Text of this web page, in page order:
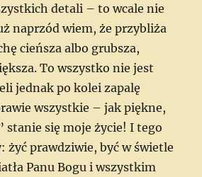
detali – to wcale nie
naprzód wiem, że przybliża
cieńsza albo grubsza,
To wszystko nie jest
jednak po kolei zapalę
wszystkie – jak piękne,
stanie się moje życie! I tego
żyć prawdziwie, być w świetle
Panu Bogu i wszystkim